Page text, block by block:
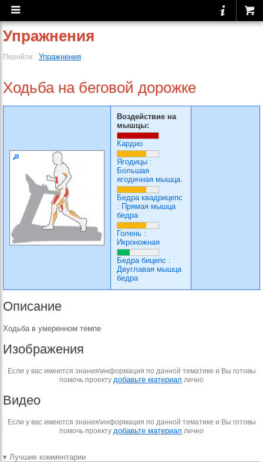
Упражнения
Перейти: Упражнения
Ходьба на беговой дорожке
Воздействие на
мышцы:
Кардио
Ягодицы :
Большая
ягодичная мышца.
Бедра квадрицепс
: Прямая мышца
бедра
Голень :
Икроножная
Бедра бицепс :
Двуглавая мышца
бедра
Описание
Ходьба в умеренном темпе
Изображения
Если у вас имеются знания\информация по данной тематике и Вы готовы
помочь проекту добавьте материал лично
Видео
Если у вас имеются знания\информация по данной тематике и Вы готовы
помочь проекту добавьте материал лично
▾ Лучшие комментарии